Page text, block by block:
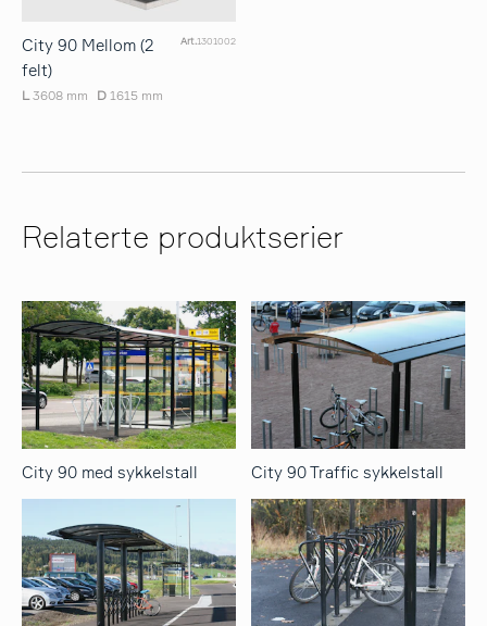
City 90 Mellom (2
felt)
Art.1301002
L 3608 mm D 1615 mm
Relaterte produktserier
City 90 med sykkelstall City 90 Traffic sykkelstall